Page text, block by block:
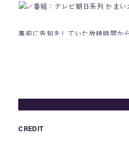
番組：テレビ朝日系列 かまい
事前に告知をしていた放映時間か
CREDIT